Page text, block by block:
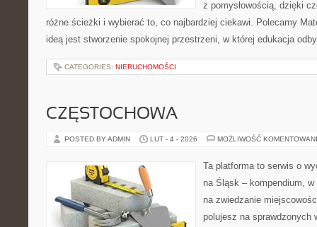
z pomysłowością, dzięki
różne ścieżki i wybierać to, co najbardziej ciekawi. Polecamy
ideą jest stworzenie spokojnej przestrzeni, w której edukacja
CATEGORIES: NIERUCHOMOŚCI
CZĘSTOCHOWA
POSTED BY ADMIN LUT - 4 - 2026 MOŻLIWOŚĆ
Ta platforma to serwis o
na Śląsk – kompendium,
na zwiedzanie
polujesz na sprawdzonych